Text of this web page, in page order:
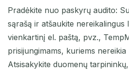
Pradėkite nuo paskyrų audito:
sąrašą ir atšaukite nereikalingus
vienkartinį el. paštą, pvz.,
prisijungimams, kuriems
Atsisakykite duomenų